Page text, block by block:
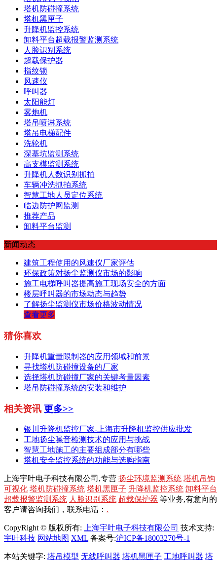
塔机防碰撞系统
塔机黑匣子
升降机监控系统
卸料平台超载报警监测系统
人脸识别系统
超载保护器
指纹锁
风速仪
呼叫器
太阳能灯
雾炮机
塔吊喷淋系统
塔吊电梯配件
洗轮机
深基坑监测系统
高支模监测系统
升降机人数识别抓拍
车辆冲洗抓拍系统
智慧工地人员定位系统
临边防护网监测
推荐产品
卸料平台监测
新闻动态
建筑工程使用的风速仪厂家评估
环保政策对扬尘监测仪市场的影响
施工电梯呼叫器提高施工现场安全的方面
楼层呼叫器的市场动态与趋势
了解扬尘监测仪市场价格波动情况
查看更多
猜你喜欢
升降机重量限制器的应用领域和前景
寻找塔机防碰撞设备的厂家
选择塔机防碰撞厂家的关键考量因素
塔吊防碰撞系统的安装和维护
相关资讯 更多>>
银川升降机监控厂家-上海市升降机监控供应批发
工地扬尘噪音检测技术的应用与挑战
智慧工地施工的主要组成部分有哪些
塔机安全监控系统的功能与选购指南
上海宇叶电子科技有限公司,专营 扬尘环境监测系统 塔机吊钩
可视化 塔机防碰撞系统 塔机黑匣子 升降机监控系统 卸料平台
超载报警监测系统 人脸识别系统 超载保护器 等业务,有意向的
客户请咨询我们，联系电话： .
CopyRight © 版权所有: 上海宇叶电子科技有限公司 技术支持:
宇叶科技 网站地图 XML 备案号:沪ICP备18003270号-1
本站关键字: 塔吊模型 无线呼叫器 塔机黑匣子 工地呼叫器 塔